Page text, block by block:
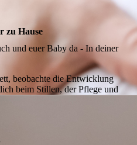
zu Hause
und euer Baby da - In deiner
beobachte die Entwicklung
beim Stillen, der Pflege und